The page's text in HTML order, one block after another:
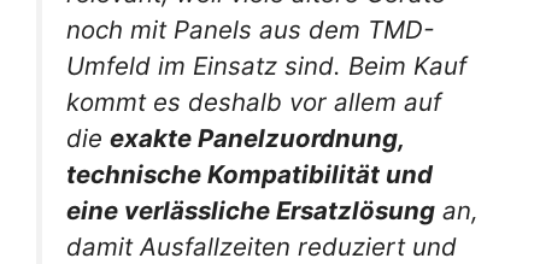
noch mit Panels aus dem TMD-
Umfeld im Einsatz sind. Beim Kauf
kommt es deshalb vor allem auf
die exakte Panelzuordnung,
technische Kompatibilität und
eine verlässliche Ersatzlösung an,
damit Ausfallzeiten reduziert und